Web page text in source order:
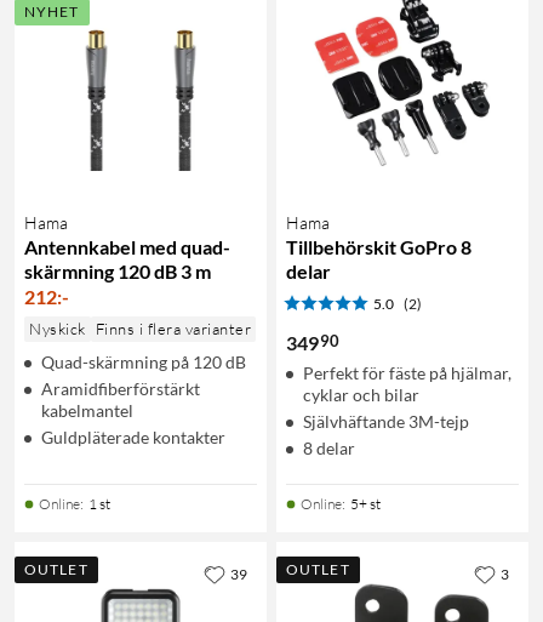
NYHET
Hama
Antennkabel med quad-
skärmning 120 dB 3 m
212:-
Nyskick Finns i flera varianter
Quad-skärmning på 120 dB
Aramidfiberförstärkt
kabelmantel
Guldpläterade kontakter
Online: 1 st
Hama
Tillbehörskit GoPro 8
delar
5.0 (2)
34990
Perfekt för fäste på hjälmar,
cyklar och bilar
Självhäftande 3M-tejp
8 delar
Online: 5+ st
OUTLET 39 OUTLET 3